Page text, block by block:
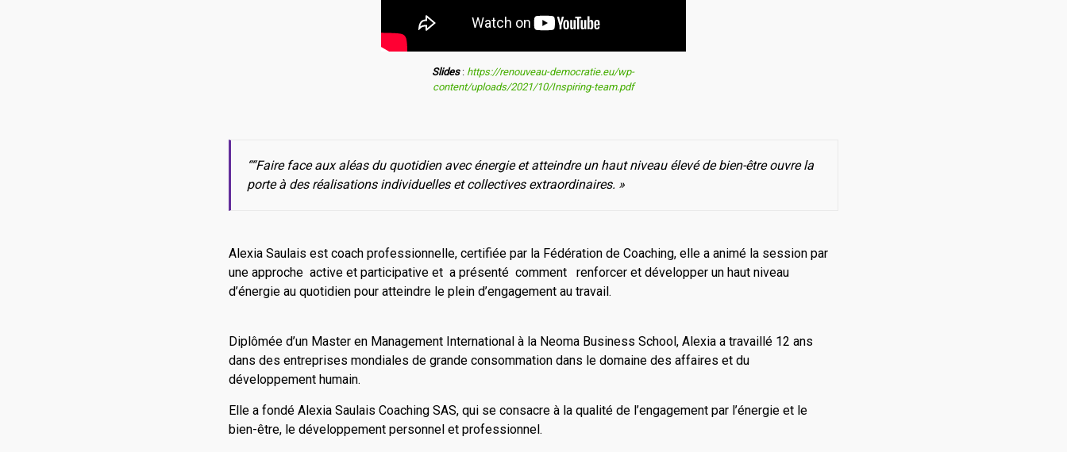
Slides : https://renouveau-democratie.eu/wp-
content/uploads/2021/10/Inspiring-team.pdf
““Faire face aux aléas du quotidien avec énergie et atteindre un haut niveau élevé de bien-être ouvre la
porte à des réalisations individuelles et collectives extraordinaires. »
Alexia Saulais est coach professionnelle, certifiée par la Fédération de Coaching, elle a animé la session par
une approche active et participative et a présenté comment renforcer et développer un haut niveau
d’énergie au quotidien pour atteindre le plein d’engagement au travail.
Diplômée d’un Master en Management International à la Neoma Business School, Alexia a travaillé 12 ans
dans des entreprises mondiales de grande consommation dans le domaine des affaires et du
développement humain.
Elle a fondé Alexia Saulais Coaching SAS, qui se consacre à la qualité de l’engagement par l’énergie et le
bien-être, le développement personnel et professionnel.